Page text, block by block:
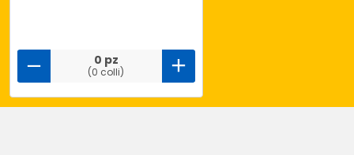
0 pz
(0 colli)